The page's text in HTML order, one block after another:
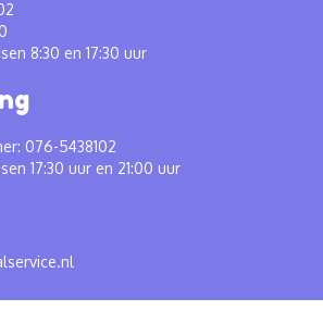
8:30 en 17:30 uur
076-5438102
17:30 uur en 21:00 uur